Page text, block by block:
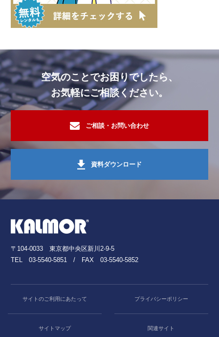
空気のことでお困りでしたら、
お気軽にご相談ください。
ご相談・お問い合わせ
資料ダウンロード
〒104-0033 東京都中央区新川2-9-5
TEL03-5540-5851 / FAX 03-5540-5852
サイトのご利用にあたって プライバシーポリシー
サイトマップ 関連サイト